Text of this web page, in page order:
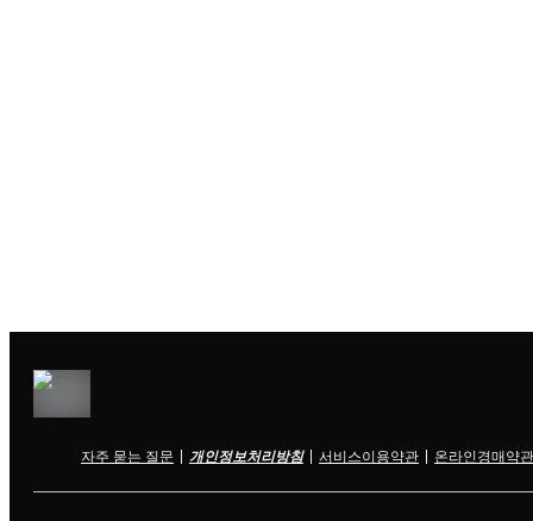
자주 묻는 질문 개인정보처리방침 서비스이용약관 온라인경매약관